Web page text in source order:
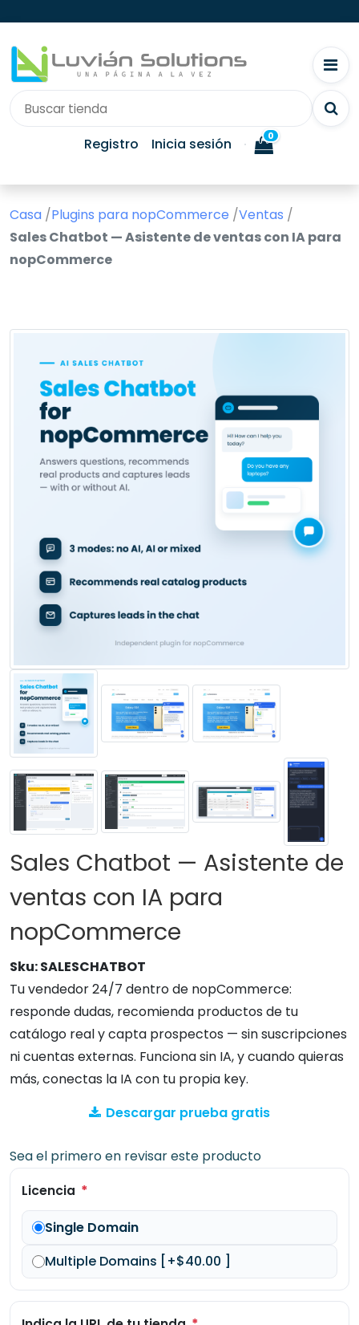
Registro Inicia sesión 0
Casa /Plugins para nopCommerce /Ventas /
Sales Chatbot — Asistente de ventas con IA para
nopCommerce
Sales Chatbot — Asistente de
ventas con IA para
nopCommerce
Sku:SALESCHATBOT
Tu vendedor 24/7 dentro de nopCommerce:
responde dudas, recomienda productos de tu
catálogo real y capta prospectos — sin suscripciones
ni cuentas externas. Funciona sin IA, y cuando quieras
más, conectas la IA con tu propia key.
Descargar prueba gratis
Sea el primero en revisar este producto
Licencia *
Single Domain
Multiple Domains [+$40.00 ]